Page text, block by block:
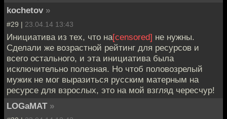
kochetov »
#29 | 23.04.14 13:43
Инициатива из тех, что на[censored] не нужны.
Сделали же возрастной рейтинг для ресурсов и
всего остального, и эта инициатива была
исключительно полезная. Но чтоб половозрелый
мужик не мог выразиться русским матерным на
ресурсе для взрослых, это на мой взгляд чересчур!
LOGaMAT »